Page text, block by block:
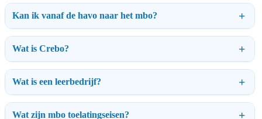
Kan ik vanaf de havo naar het mbo?
Wat is Crebo?
Wat is een leerbedrijf?
Wat zijn mbo toelatingseisen?